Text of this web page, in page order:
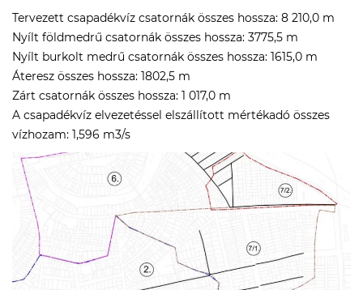
Tervezett csapadékvíz csatornák összes hossza: 8 210,0 m
Nyílt földmedrű csatornák összes hossza: 3775,5 m
Nyílt burkolt medrű csatornák összes hossza: 1615,0 m
Áteresz összes hossza: 1802,5 m
Zárt csatornák összes hossza: 1 017,0 m
A csapadékvíz elvezetéssel elszállított mértékadó összes
vízhozam: 1,596 m3/s